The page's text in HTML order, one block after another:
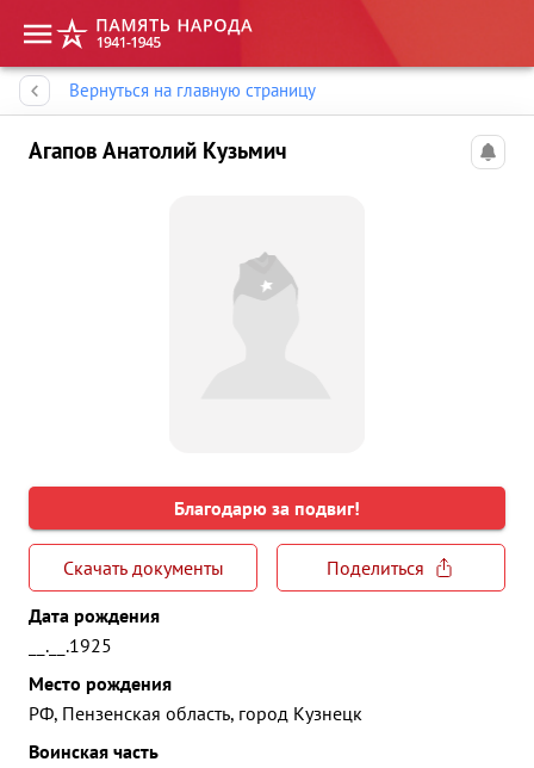
Вернуться на главную страницу
Агапов Анатолий Кузьмич
Благодарю за подвиг!
Скачать документы
Поделиться
Дата рождения
__.__.1925
Место рождения
РФ, Пензенская область, город Кузнецк
Воинская часть
Память народа